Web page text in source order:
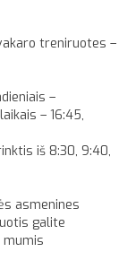
treniruotes –
–
– 16:45,
iš 8:30, 9:40,
asmenines
galite